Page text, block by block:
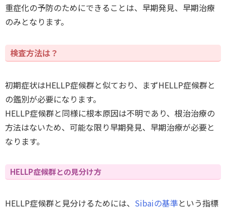
重症化の予防のためにできることは、早期発見、早期治療
のみとなります。
検査方法は？
初期症状はHELLP症候群と似ており、まずHELLP症候群と
の鑑別が必要になります。
HELLP症候群と同様に根本原因は不明であり、根治治療の
方法はないため、可能な限り早期発見、早期治療が必要と
なります。
HELLP症候群との見分け方
HELLP症候群と見分けるためには、 Sibaiの基準という指標